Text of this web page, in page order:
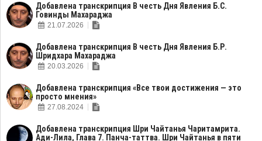
Добавлена транскрипция В честь Дня Явления Б.С.
Говинды Махараджа
21.07.2026
Добавлена транскрипция В честь Дня Явления Б.Р.
Шридхара Махараджа
20.03.2026
Добавлена транскрипция «Все твои достижения — это
просто мнения»
27.08.2024
Добавлена транскрипция Шри Чайтанья Чаритамрита.
Ади-Лила, Глава 7. Панча-таттва. Шри Чайтанья в пяти